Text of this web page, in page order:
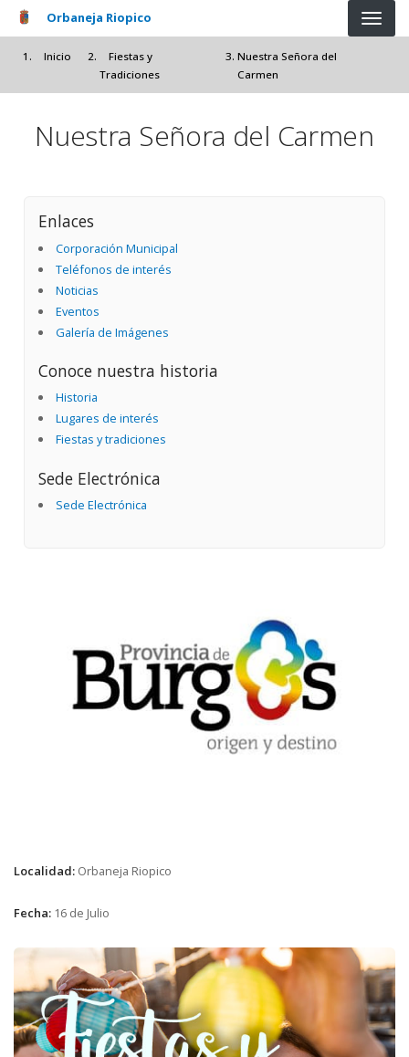
Pasar al contenido principal
Orbaneja Riopico
Inicio
Fiestas y
Tradiciones
Nuestra Señora del
Carmen
Nuestra Señora del Carmen
Enlaces
Corporación Municipal
Teléfonos de interés
Noticias
Eventos
Galería de Imágenes
Conoce nuestra historia
Historia
Lugares de interés
Fiestas y tradiciones
Sede Electrónica
Sede Electrónica
Localidad: Orbaneja Riopico
Fecha: 16 de Julio